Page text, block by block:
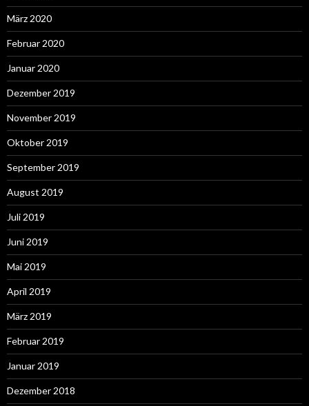
März 2020
Februar 2020
Januar 2020
Dezember 2019
November 2019
Oktober 2019
September 2019
August 2019
Juli 2019
Juni 2019
Mai 2019
April 2019
März 2019
Februar 2019
Januar 2019
Dezember 2018